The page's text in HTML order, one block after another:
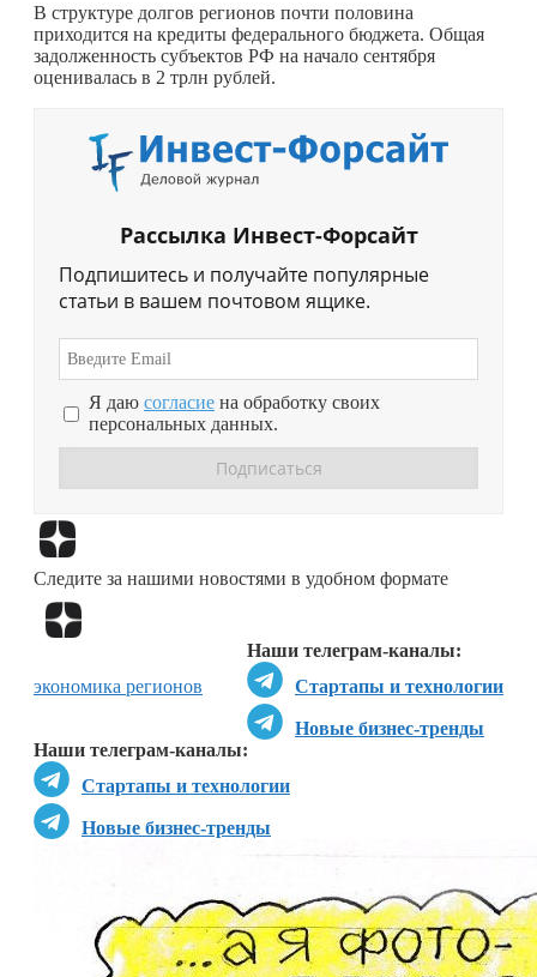
В структуре долгов регионов почти половина
приходится на кредиты федерального бюджета. Общая
задолженность субъектов РФ на начало сентября
оценивалась в 2 трлн рублей.
Рассылка Инвест-Форсайт
Подпишитесь и получайте популярные
статьи в вашем почтовом ящике.
Я даю согласие на обработку своих
персональных данных.
Следите за нашими новостями в удобном формате
Наши телеграм-каналы:
Стартапы и технологии
Новые бизнес-тренды
Наши телеграм-каналы:
Стартапы и технологии
Новые бизнес-тренды
экономика регионов